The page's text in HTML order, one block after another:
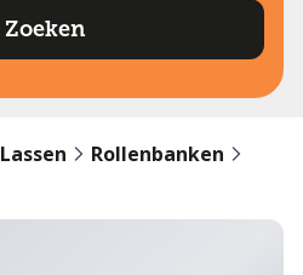
Lassen
Rollenbanken